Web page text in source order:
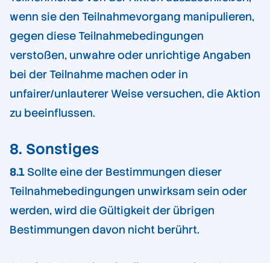
wenn sie den Teilnahmevorgang manipulieren,
gegen diese Teilnahmebedingungen
verstoßen, unwahre oder unrichtige Angaben
bei der Teilnahme machen oder in
unfairer/unlauterer Weise versuchen, die Aktion
zu beeinflussen.
8. Sonstiges
8.1 Sollte eine der Bestimmungen dieser
Teilnahmebedingungen unwirksam sein oder
werden, wird die Gültigkeit der übrigen
Bestimmungen davon nicht berührt.